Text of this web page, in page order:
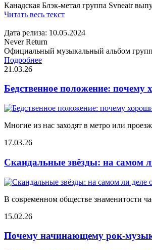
Канадская Блэк-метал группа Svneatr
Читать весь текст
Дата релиза: 10.05.2024
Never Return
Официальный музыкальный альбом
Подробнее
21.03.26
Бедственное положение:
Многие из нас заходят в метро или
17.03.26
Скандальные звёзды: на самом
В современном обществе знаменитости
15.02.26
Почему начинающему рок-